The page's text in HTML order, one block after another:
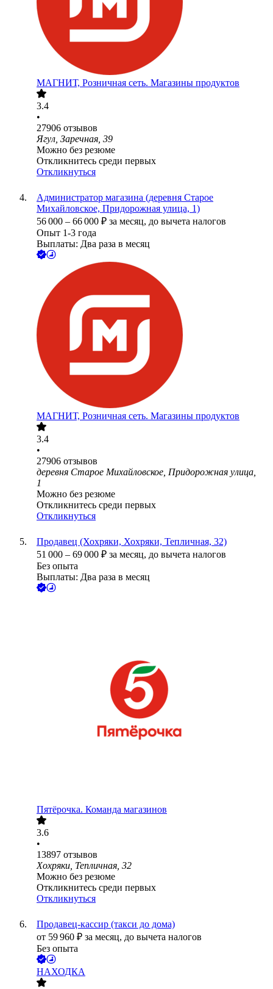
МАГНИТ, Розничная сеть. Магазины продуктов
3.4
•
27906 отзывов
Ягул, Заречная, 39
Можно без резюме
Откликнитесь среди первых
Откликнуться
Администратор магазина (деревня Старое
Михайловское, Придорожная улица, 1)
56 000 – 66 000 ₽ за месяц, до вычета налогов
Опыт 1-3 года
Выплаты: Два раза в месяц
МАГНИТ, Розничная сеть. Магазины продуктов
3.4
•
27906 отзывов
деревня Старое Михайловское, Придорожная улица,
1
Можно без резюме
Откликнитесь среди первых
Откликнуться
Продавец (Хохряки, Хохряки, Тепличная, 32)
51 000 – 69 000 ₽ за месяц, до вычета налогов
Без опыта
Выплаты: Два раза в месяц
Пятёрочка. Команда магазинов
3.6
•
13897 отзывов
Хохряки, Тепличная, 32
Можно без резюме
Откликнитесь среди первых
Откликнуться
Продавец-кассир (такси до дома)
от 59 960 ₽ за месяц, до вычета налогов
Без опыта
НАХОДКА